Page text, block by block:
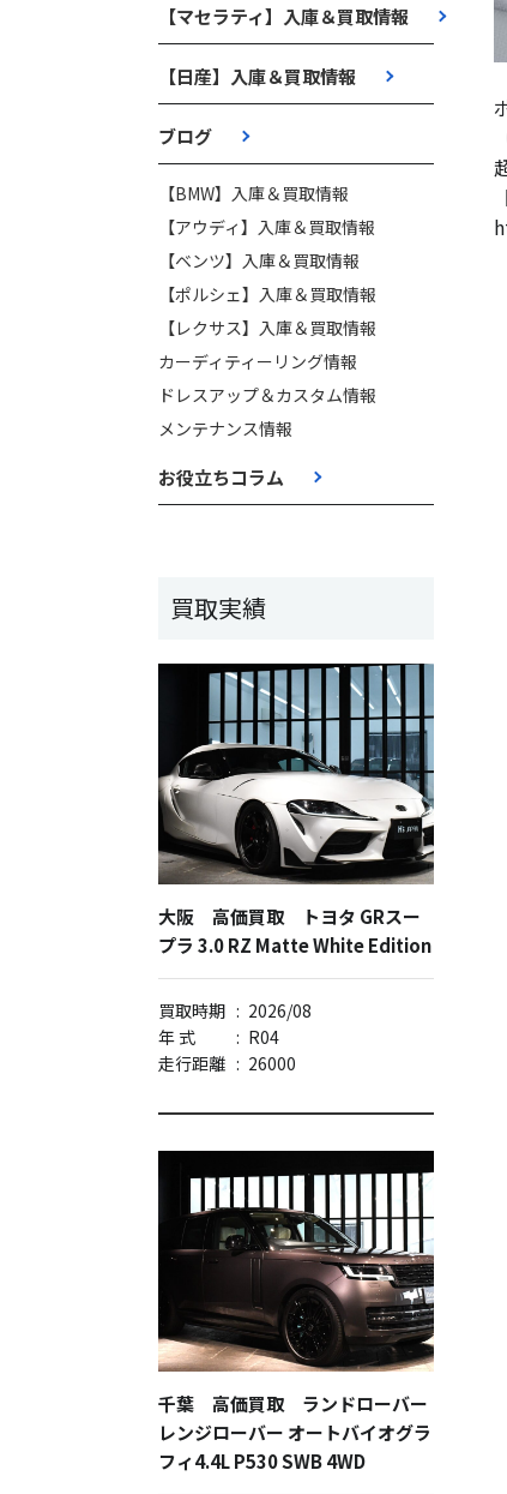
【マセラティ】入庫＆買取情報
【日産】入庫＆買取情報
ブログ
【BMW】入庫＆買取情報
【アウディ】入庫＆買取情報
【ベンツ】入庫＆買取情報
【ポルシェ】入庫＆買取情報
【レクサス】入庫＆買取情報
カーディティーリング情報
ドレスアップ＆カスタム情報
メンテナンス情報
お役立ちコラム
買取実績
大阪 高価買取 トヨタ GRスー
プラ 3.0 RZ Matte White Edition
買取時期 : 2026/08
年 式
: R04
走行距離 : 26000
千葉 高価買取 ランドローバー
レンジローバー オートバイオグラ
フィ4.4L P530 SWB 4WD